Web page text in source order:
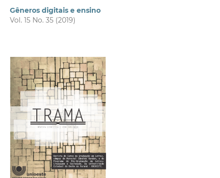
Gêneros digitais e ensino
Vol. 15 No. 35 (2019)